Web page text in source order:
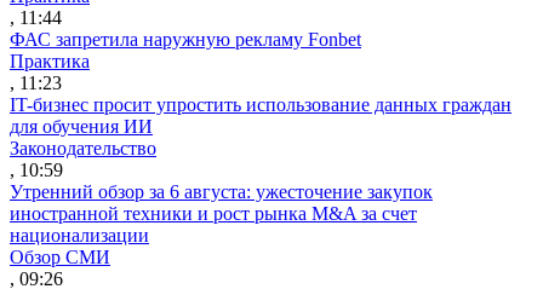
, 11:44
ФАС запретила наружную рекламу Fonbet
Практика
, 11:23
IT-бизнес просит упростить использование данных граждан
для обучения ИИ
Законодательство
, 10:59
Утренний обзор за 6 августа: ужесточение закупок
иностранной техники и рост рынка M&A за счет
национализации
Обзор СМИ
, 09:26